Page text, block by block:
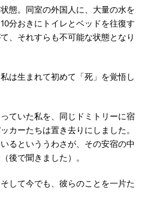
態。同室の外国人に、大量の水を
分おきにトイレとベッドを往復す
、それすらも不可能な状態となり
は生まれて初めて「死」を覚悟し
ていた私を、同じドミトリーに宿
カーたちは置き去りにしました。
るといううわさが、その安宿の中
後で聞きました）。
して今でも、彼らのことを一片た